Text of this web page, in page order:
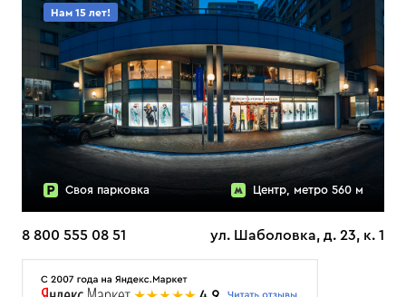
Нам 15 лет!
Своя парковка Центр, метро 560 м
8 800 555 08 51 ул. Шаболовка, д. 23, к. 1